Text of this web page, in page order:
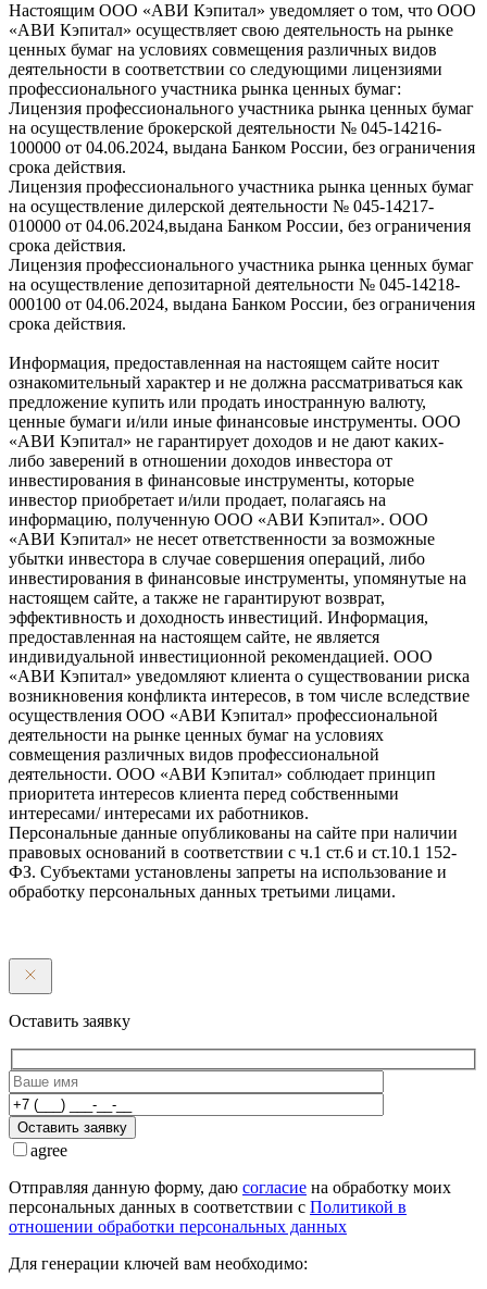
Настоящим ООО «АВИ Кэпитал» уведомляет о том, что ООО
«АВИ Кэпитал» осуществляет свою деятельность на рынке
ценных бумаг на условиях совмещения различных видов
деятельности в соответствии со следующими лицензиями
профессионального участника рынка ценных бумаг:
Лицензия профессионального участника рынка ценных бумаг
на осуществление брокерской деятельности № 045-14216-
100000 от 04.06.2024, выдана Банком России, без ограничения
срока действия.
Лицензия профессионального участника рынка ценных бумаг
на осуществление дилерской деятельности № 045-14217-
010000 от 04.06.2024,выдана Банком России, без ограничения
срока действия.
Лицензия профессионального участника рынка ценных бумаг
на осуществление депозитарной деятельности № 045-14218-
000100 от 04.06.2024, выдана Банком России, без ограничения
срока действия.
Информация, предоставленная на настоящем сайте носит
ознакомительный характер и не должна рассматриваться как
предложение купить или продать иностранную валюту,
ценные бумаги и/или иные финансовые инструменты. ООО
«АВИ Кэпитал» не гарантирует доходов и не дают каких-
либо заверений в отношении доходов инвестора от
инвестирования в финансовые инструменты, которые
инвестор приобретает и/или продает, полагаясь на
информацию, полученную ООО «АВИ Кэпитал». ООО
«АВИ Кэпитал» не несет ответственности за возможные
убытки инвестора в случае совершения операций, либо
инвестирования в финансовые инструменты, упомянутые на
настоящем сайте, а также не гарантируют возврат,
эффективность и доходность инвестиций. Информация,
предоставленная на настоящем сайте, не является
индивидуальной инвестиционной рекомендацией. ООО
«АВИ Кэпитал» уведомляют клиента о существовании риска
возникновения конфликта интересов, в том числе вследствие
осуществления ООО «АВИ Кэпитал» профессиональной
деятельности на рынке ценных бумаг на условиях
совмещения различных видов профессиональной
деятельности. ООО «АВИ Кэпитал» соблюдает принцип
приоритета интересов клиента перед собственными
интересами/ интересами их работников.
Персональные данные опубликованы на сайте при наличии
правовых оснований в соответствии с ч.1 ст.6 и ст.10.1 152-
ФЗ. Субъектами установлены запреты на использование и
обработку персональных данных третьими лицами.
Оставить заявку
Оставить заявку
agree
Отправляя данную форму, даю согласие на обработку моих
персональных данных в соответствии с Политикой в
отношении обработки персональных данных
Для генерации ключей вам необходимо: